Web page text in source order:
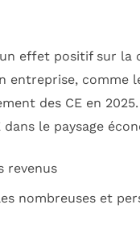
effet positif sur la
entreprise, comme
des CE en
le paysage
revenus
nombreuses et